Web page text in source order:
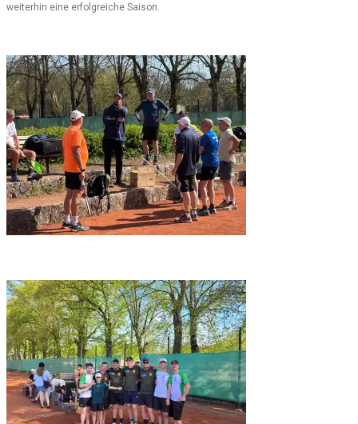
weiterhin eine erfolgreiche Saison.